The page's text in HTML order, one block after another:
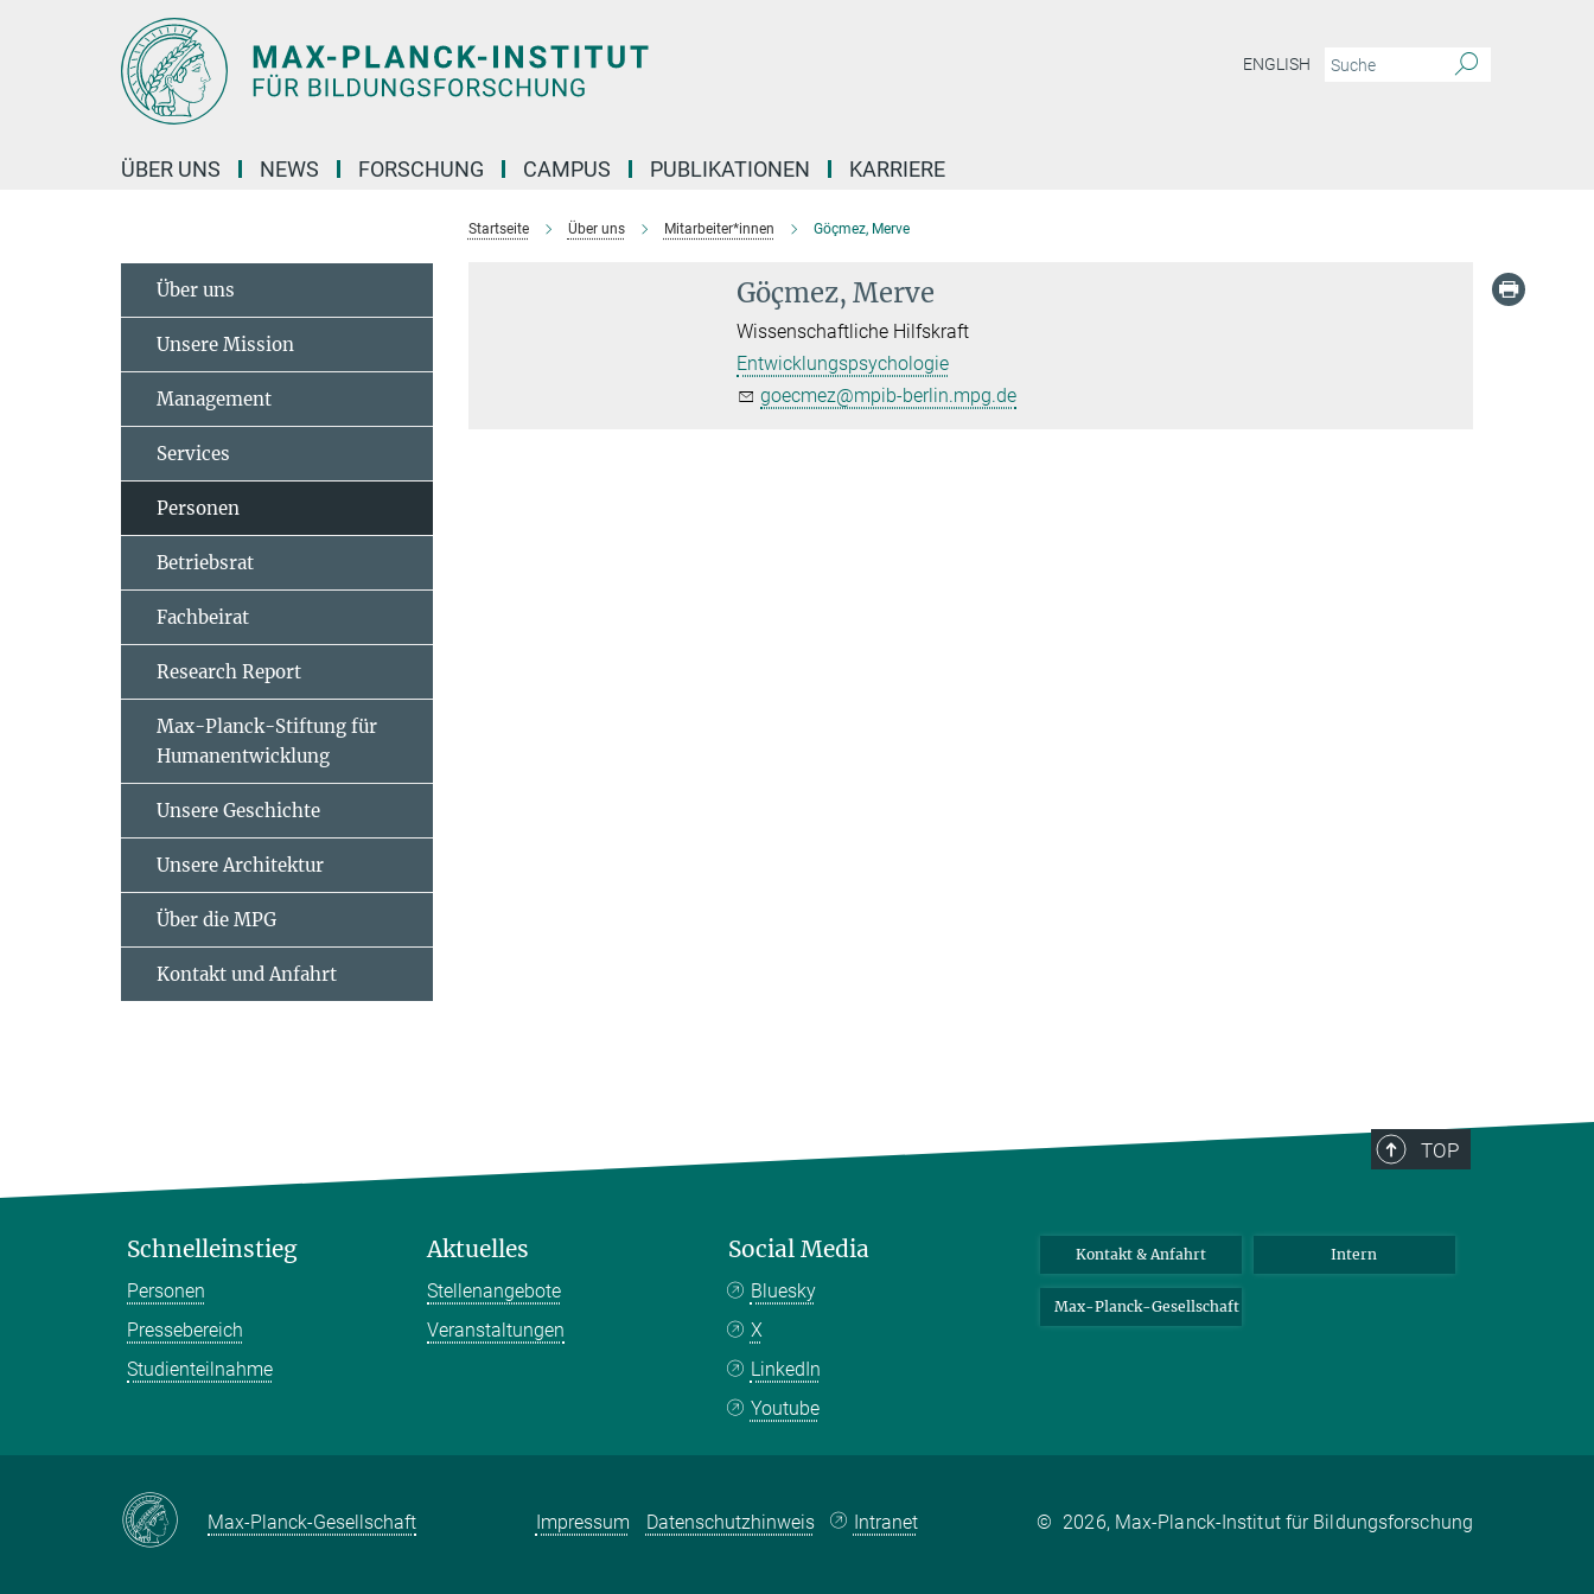
ENGLISH
ÜBER UNS NEWS FORSCHUNG CAMPUS PUBLIKATIONEN KARRIERE
Startseite Über uns Mitarbeiter*innen Göçmez, Merve
Göçmez, Merve
Wissenschaftliche Hilfskraft
Entwicklungspsychologie
goecmez@mpib-berlin.mpg.de
Über uns
Unsere Mission
Management
Services
Personen
Betriebsrat
Fachbeirat
Research Report
Max-Planck-Stiftung für
Humanentwicklung
Unsere Geschichte
Unsere Architektur
Über die MPG
Kontakt und Anfahrt
TOP
Schnelleinstieg
Personen
Pressebereich
Studienteilnahme
Aktuelles
Stellenangebote
Veranstaltungen
Social Media
Bluesky
X
LinkedIn
Youtube
Kontakt & Anfahrt Intern
Max-Planck-Gesellschaft
Max-Planck-Gesellschaft Impressum Datenschutzhinweis Intranet © 2026, Max-Planck-Institut für Bildungsforschung